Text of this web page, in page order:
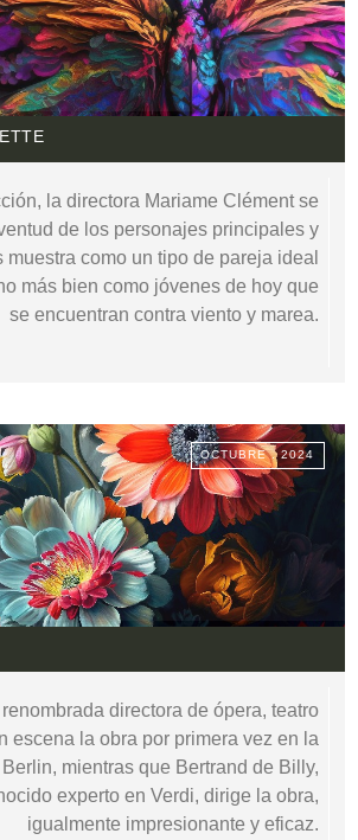
la directora Mariame Clément se
de los personajes principales y
muestra como un tipo de pareja ideal
más bien como jóvenes de hoy que
se encuentran contra viento y marea.
OCTUBRE . 2024
directora de ópera, teatro
escena la obra por primera vez en la
mientras que Bertrand de Billy,
experto en Verdi, dirige la obra,
igualmente impresionante y eficaz.